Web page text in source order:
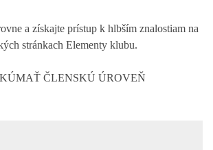
a získajte prístup k hlbším znalostiam na
stránkach Elementy klubu.
ČLENSKÚ ÚROVEŇ